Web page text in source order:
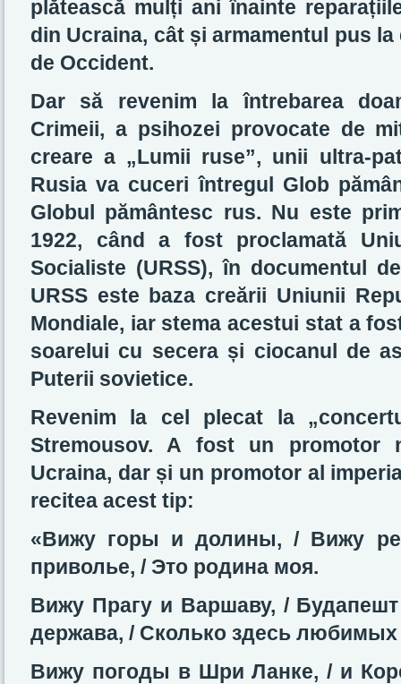
plătească mulți ani înainte
din Ucraina, cât și armamentul pus
de Occident.
Dar să revenim la întrebarea
Crimeii, a psihozei provocate de
creare a „Lumii ruse”, unii ultra-
Rusia va cuceri întregul Glob
Globul pământesc rus. Nu este
1922, când a fost proclamată
Socialiste (URSS), în documentul
URSS este baza creării Uniunii
Mondiale, iar stema acestui stat a
soarelui cu secera și ciocanul de
Puterii sovietice.
Revenim la cel plecat la
Stremousov. A fost un promotor
Ucraina, dar și un promotor al
recitea acest tip:
«Вижу горы и долины, / Вижу
приволье, / Это родина моя.
Вижу Прагу и Варшаву, / Будапешт
держава, / Сколько здесь любимых
Вижу погоды в Шри Ланке, / и